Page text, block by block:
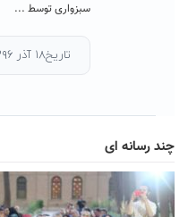
سبزواری توسط ...
تاریخ۱۸ آذر ۱۳۹۶
چند رسانه ای